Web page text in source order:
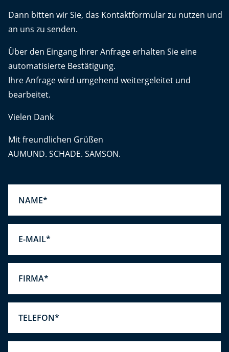
Dann bitten wir Sie, das Kontaktformular zu nutzen und
an uns zu senden.
Über den Eingang Ihrer Anfrage erhalten Sie eine
automatisierte Bestätigung.
Ihre Anfrage wird umgehend weitergeleitet und
bearbeitet.
Vielen Dank
Mit freundlichen Grüßen
AUMUND. SCHADE. SAMSON.